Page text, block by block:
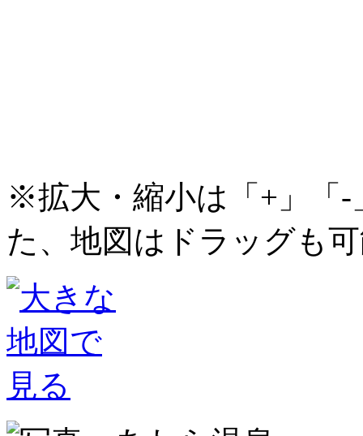
※拡大・縮小は「+」「
た、地図はドラッグも